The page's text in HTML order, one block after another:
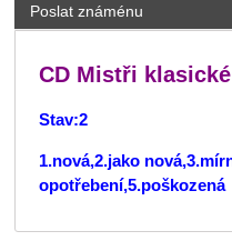
Poslat známénu
CD Mistři
Stav:2
1.nová,2.jako
opotřebení,5.poškozená